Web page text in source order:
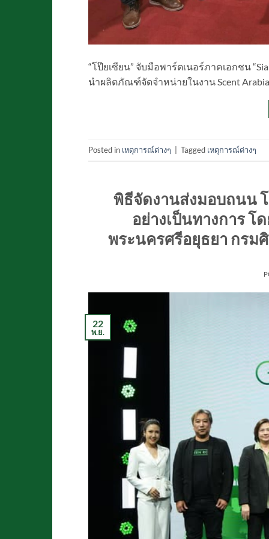
“โป๊ยเซียน” จับมือพาร์ตเนอร์ภาคเอกชน​
นำผลิตภัณฑ์​จัดจำหน่ายในงาน​ Scent​
Posted in เหตุการณ์ต่างๆ Tagged เหตุการณ์ต่างๆ
พิธีจัดงานส่งมอบถนน โ
อย่างเป็นทางการ
พระนครศรีอยุธยา กรม
22
พ.ย.